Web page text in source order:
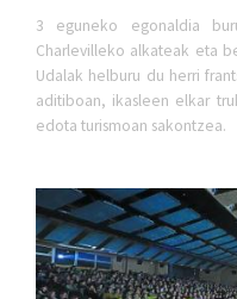
3 eguneko egonaldia
Charlevilleko alkateak eta
Udalak helburu du herri
aditiboan, ikasleen elkar
edota turismoan sakontzea.